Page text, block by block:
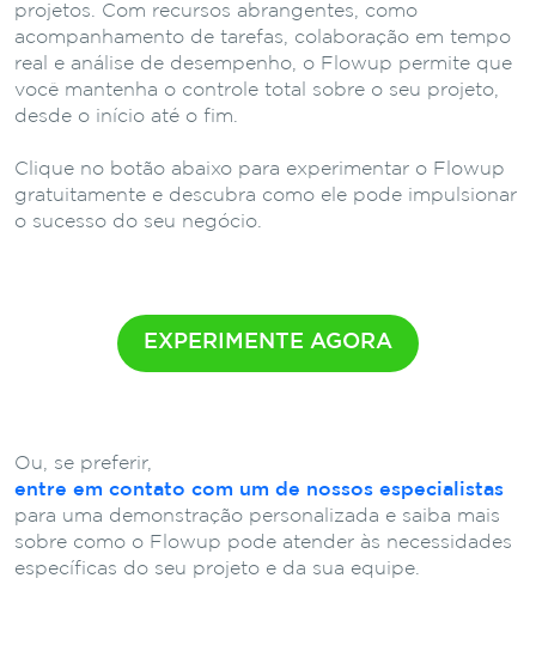
projetos. Com recursos abrangentes, como
acompanhamento de tarefas, colaboração em tempo
real e análise de desempenho, o Flowup permite que
você mantenha o controle total sobre o seu projeto,
desde o início até o fim.
Clique no botão abaixo para experimentar o Flowup
gratuitamente e descubra como ele pode impulsionar
o sucesso do seu negócio.
EXPERIMENTE AGORA
Ou, se preferir,
entre em contato com um de nossos especialistas
para uma demonstração personalizada e saiba mais
sobre como o Flowup pode atender às necessidades
específicas do seu projeto e da sua equipe.